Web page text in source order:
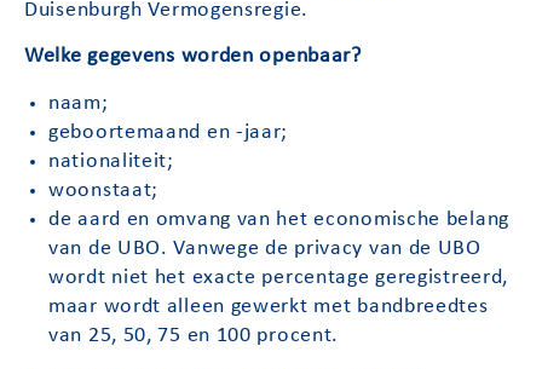
Duisenburgh Vermogensregie.
Welke gegevens worden openbaar?
naam;
geboortemaand en -jaar;
nationaliteit;
woonstaat;
de aard en omvang van het economische belang
van de UBO. Vanwege de privacy van de UBO
wordt niet het exacte percentage geregistreerd,
maar wordt alleen gewerkt met bandbreedtes
van 25, 50, 75 en 100 procent.